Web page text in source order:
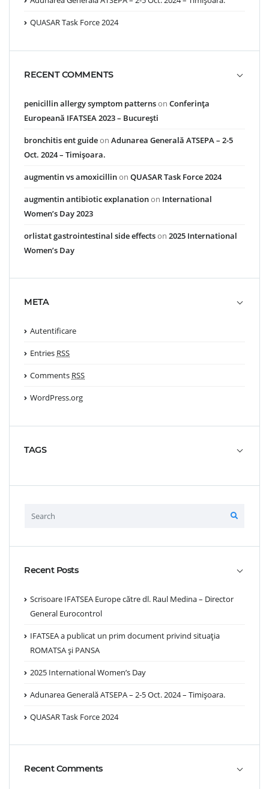
QUASAR Task Force 2024
RECENT COMMENTS
penicillin allergy symptom patternson Conferința
Europeană IFATSEA 2023 – București
bronchitis ent guideon Adunarea Generală ATSEPA – 2-5
Oct. 2024 – Timișoara.
augmentin vs amoxicillinon QUASAR Task Force 2024
augmentin antibiotic explanationon International
Women’s Day 2023
orlistat gastrointestinal side effectson 2025 International
Women’s Day
META
Autentificare
Entries RSS
Comments RSS
WordPress.org
TAGS
Recent Posts
Scrisoare IFATSEA Europe către dl. Raul Medina – Director
General Eurocontrol
IFATSEA a publicat un prim document privind situația
ROMATSA și PANSA
2025 International Women’s Day
Adunarea Generală ATSEPA – 2-5 Oct. 2024 – Timișoara.
QUASAR Task Force 2024
Recent Comments